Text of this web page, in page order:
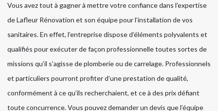
Vous avez tout à gagner à mettre votre confiance dans l’expertise
de Lafleur Rénovation et son équipe pour l’installation de vos
sanitaires. En effet, l’entreprise dispose d’éléments polyvalents et
qualifiés pour exécuter de façon professionnelle toutes sortes de
missions qu’il s’agisse de plomberie ou de carrelage. Professionnels
et particuliers pourront profiter d’une prestation de qualité,
conformément à ce qu’ils recherchaient, et ce à des prix défiant
toute concurrence. Vous pouvez demander un devis que l’équipe